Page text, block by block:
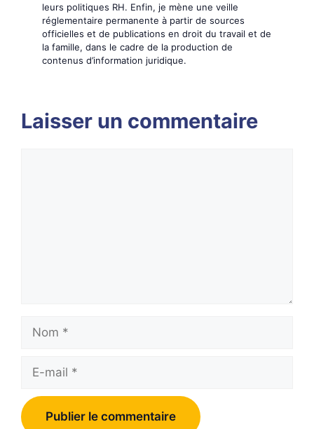
leurs politiques RH. Enfin, je mène une veille
réglementaire permanente à partir de sources
officielles et de publications en droit du travail et de
la famille, dans le cadre de la production de
contenus d’information juridique.
Laisser un commentaire
mail